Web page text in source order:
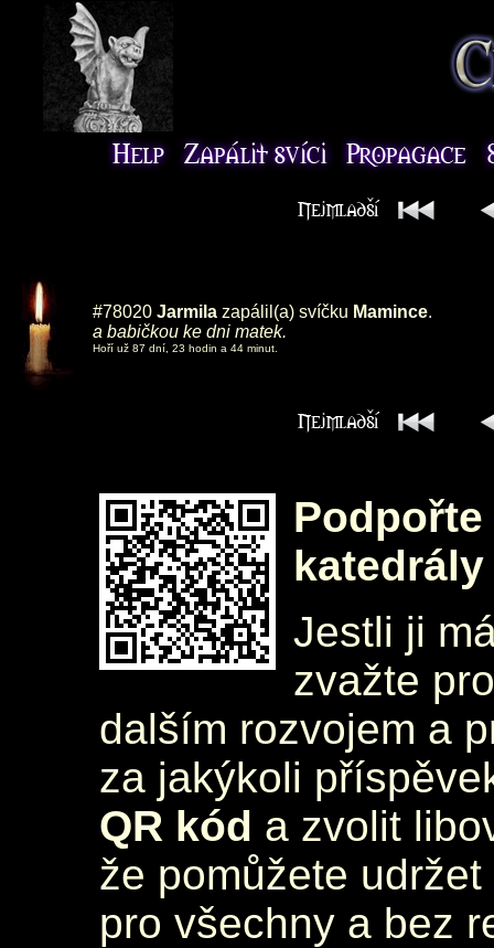
#78020 Jarmila zapálil(a) svíčku Mamince.
a babičkou ke dni matek.
Hoří už 87 dní, 23 hodin a 44 minut.
katedrály
Jestli ji
zvažte
dalším rozvojem a
za jakýkoli
QR kód a zvolit
že pomůžete
pro všechny a bez